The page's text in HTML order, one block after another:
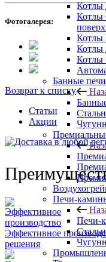
Котлы
Котлы
Котлы
Котлы
Котлы
Банные печи
Печи-
Печи-
Фотогалерея:
Возврат к списку
Статьи
Акции
Эффективное
решения